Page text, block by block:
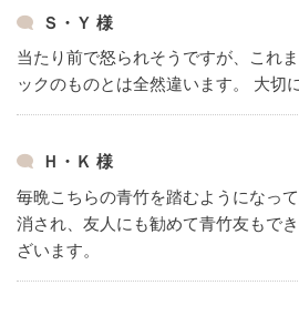
Ｓ・Ｙ 様
当たり前で怒られそうですが、これ
ックのものとは全然違います。
大切
Ｈ・Ｋ 様
毎晩こちらの青竹を踏むようになっ
消され、友人にも勧めて青竹友もでき
ざいます。